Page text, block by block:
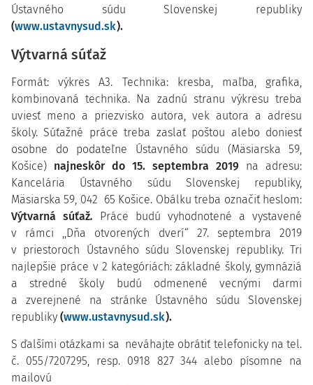
Ústavného súdu Slovenskej republiky
(www.ustavnysud.sk).
Výtvarná súťaž
Formát: výkres A3. Technika: kresba, maľba, grafika,
kombinovaná technika. Na zadnú stranu výkresu treba
uviesť meno a priezvisko autora, vek autora a adresu
školy. Súťažné práce treba zaslať poštou alebo doniesť
osobne do podateľne Ústavného súdu (Mäsiarska 59,
Košice) najneskôr do 15. septembra 2019 na adresu:
Kancelária Ústavného súdu Slovenskej republiky,
Mäsiarska 59, 042 65 Košice. Obálku treba označiť heslom:
Výtvarná súťaž.
Práce budú vyhodnotené a vystavené
v rámci ,,Dňa otvorených dverí“ 27. septembra 2019
v priestoroch Ústavného súdu Slovenskej republiky. Tri
najlepšie práce v 2 kategóriách: základné školy, gymnáziá
a stredné školy budú odmenené vecnými darmi
a zverejnené na stránke Ústavného súdu Slovenskej
republiky (www.ustavnysud.sk).
S ďalšími otázkami sa neváhajte obrátiť telefonicky na tel.
č. 055/7207295, resp. 0918 827 344 alebo písomne na
mailovú